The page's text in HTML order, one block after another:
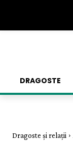
DRAGOSTE
Dragoste și relații